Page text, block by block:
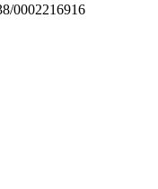
0002216916